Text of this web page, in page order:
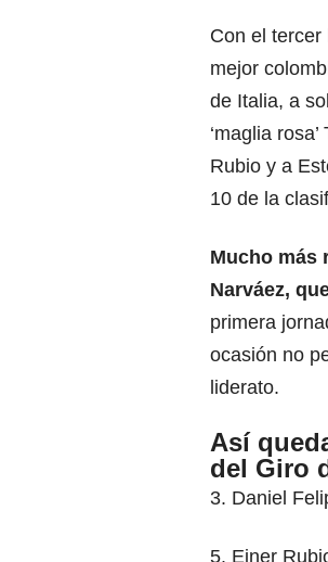
Con el tercer
mejor
de Italia, a
‘maglia
Rubio y a
10 de la
Mucho más
Narváez,
primera
ocasión no
liderato.
Así
del Giro
3. Daniel
5. Einer